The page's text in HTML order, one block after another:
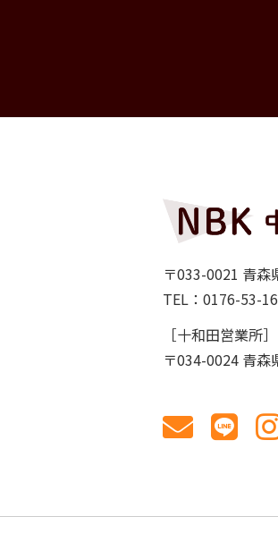
〒033-0021 青森
［十和田営業所］
〒034-0024 青
TEL：0176-53-